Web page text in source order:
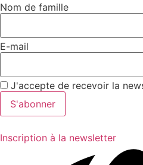
Nom de famille
E-mail
J'accepte de recevoir la
Inscription à la newsletter